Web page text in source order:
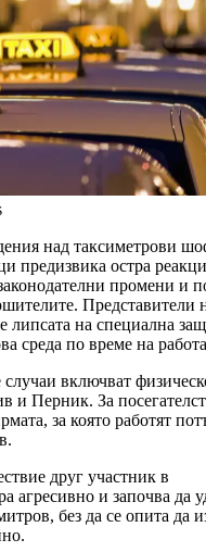
над таксиметрови
предизвика остра
промени и
Представители
липсата на специална
среда по време на
случаи включват
Перник. За
за която работят
друг участник в
агресивно и започва да
без да се опита да